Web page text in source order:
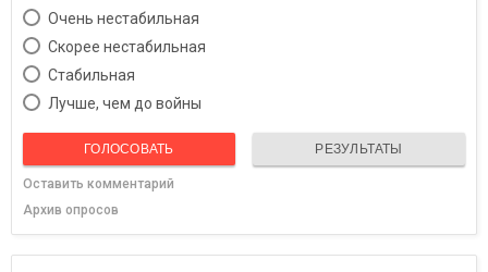
Очень нестабильная
Скорее нестабильная
Cтабильная
Лучше, чем до войны
ГОЛОСОВАТЬ РЕЗУЛЬТАТЫ
Оставить комментарий
Архив опросов